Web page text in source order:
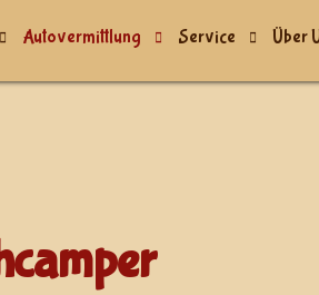
Autovermittlung Service Über